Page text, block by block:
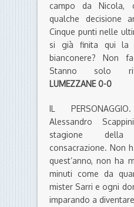
campo da Nicola,
qualche decisione
Cinque punti nelle
si già finita qui la
bianconere? Non
Stanno solo
LUMEZZANE 0-0
IL
Alessandro
stagione
consacrazione. Non
quest’anno, non ha
minuti come da
mister Sarri e ogni
imparando a